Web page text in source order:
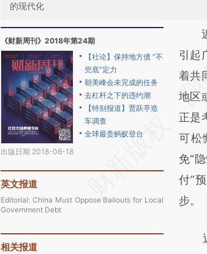
的现代化
《财新周刊》2018年第24期
出版日期 2018-06-18
【社论】保持地方债 “不
兜底”定力
朝美峰会未完成的任务
去杠杆之下的违约潮
【特别报道】贾跃亭造
车调查
全球最贵蚂蚁登台
英文报道
Editorial: China Must Oppose Bailouts for Local
Government Debt
相关报道
请
而成
财新
比对
近
引起
着共
地区
正是
可松
免“
付”
步。
近